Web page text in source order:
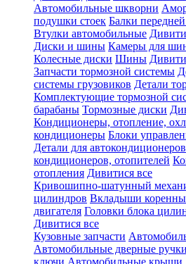
Автомобильные шкворни
подушки стоек Балки
Втулки автомобильные
Диски и шины Камеры для
Колесные диски Шины
Запчасти тормозной системы
системы грузовиков Детали
Комплектующие тормозной
барабаны Тормозные диски
Кондиционеры, отопление,
кондиционеры Блоки
Детали для автокондиционеров
кондиционеров, отопителей
отопления Дивитися все
Кривошипно-шатунный
цилиндров Вкладыши
двигателя Головки блока
Дивитися все
Кузовные запчасти
Автомобильные дверные ручки
ключи Автомобильные крыши